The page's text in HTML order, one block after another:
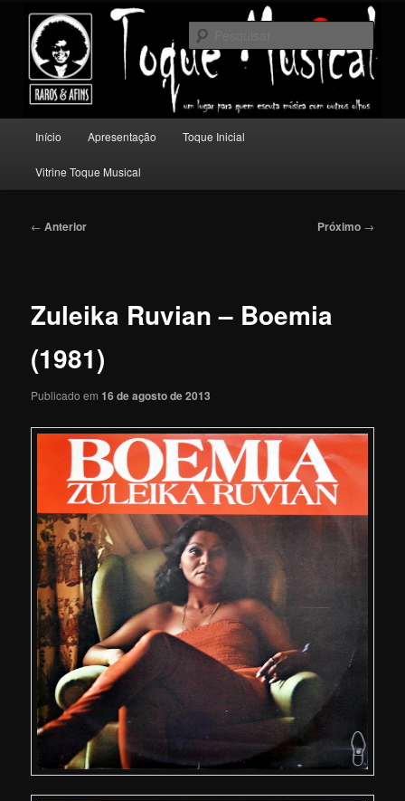
conteúdo
principalToque Musical
Um lugar para quem escuta música com outros olhos.
principal
Início Apresentação Toque Inicial
Vitrine Toque Musical
Navegação
← Anterior Próximo →
Zuleika Ruvian – Boemia
(1981)
Publicado em16 de agosto de 2013